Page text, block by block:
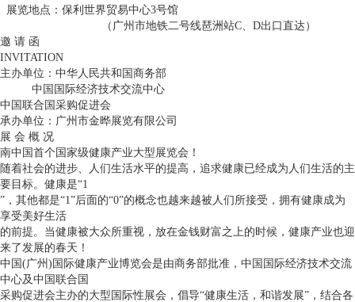
展览地点：保利世界贸易中心3号馆
（广州市地铁二号线琶洲站C、D出口直达）
邀 请 函
INVITATION
主办单位：中华人民共和国商务部
中国国际经济技术交流中心
中国联合国采购促进会
承办单位：广州市金晔展览有限公司
展 会 概 况
南中国首个国家级健康产业大型展览会！
随着社会的进步、人们生活水平的提高，追求健康已经成为人们生活的主
要目标。健康是“1
”，其他都是“1”后面的“0”的概念也越来越被人们所接受，拥有健康成为
享受美好生活
的前提。当健康被大众所重视，放在金钱财富之上的时候，健康产业也迎
来了发展的春天！
中国(广州)国际健康产业博览会是由商务部批准，中国国际经济技术交流
中心及中国联合国
采购促进会主办的大型国际性展会，倡导“健康生活，和谐发展”，结合各